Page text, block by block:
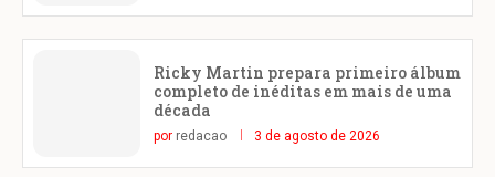
Ricky Martin prepara primeiro álbum
completo de inéditas em mais de uma
década
por redacao 3 de agosto de 2026